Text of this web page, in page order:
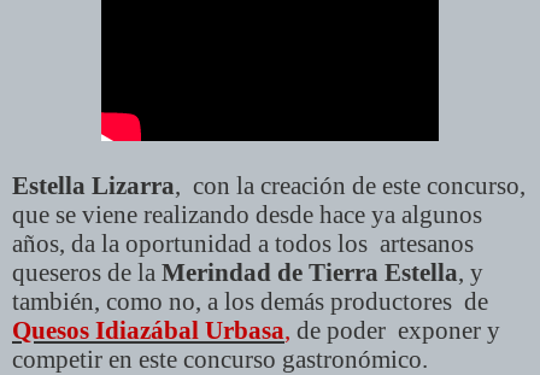
Estella Lizarra, con la creación de este concurso,
que se viene realizando desde hace ya algunos
años, da la oportunidad a todos los artesanos
queseros de la Merindad de Tierra Estella, y
también, como no, a los demás productores de
Quesos Idiazábal Urbasa, de poder exponer y
competir en este concurso gastronómico.